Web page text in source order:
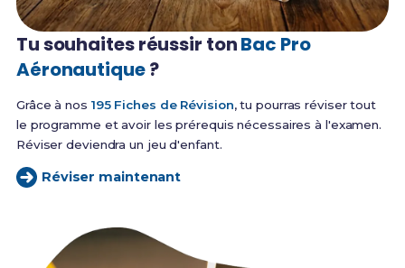
Tu souhaites réussir tonBac Pro
Aéronautique?
Grâce à nos 195 Fiches de Révision, tu pourras réviser tout
le programme et avoir les prérequis nécessaires à l'examen.
Réviser deviendra un jeu d'enfant.
Réviser maintenant